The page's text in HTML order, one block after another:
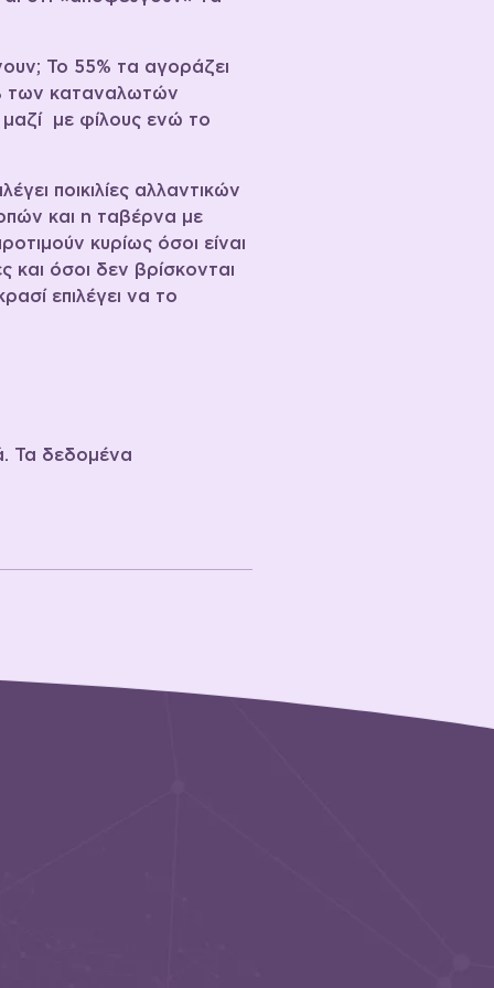
Το 55% τα αγοράζει
των καταναλωτών
μαζί με φίλους ενώ το
ποικιλίες αλλαντικών
και η ταβέρνα με
κυρίως όσοι είναι
και όσοι δεν βρίσκονται
επιλέγει να το
Τα δεδομένα